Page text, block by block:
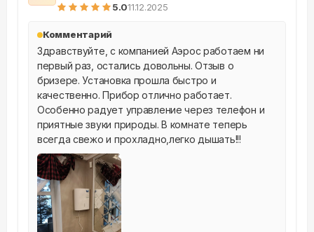
5.011.12.2025
Комментарий
Здравствуйте, с компанией Аэрос работаем ни
первый раз, остались довольны. Отзыв о
бризере. Установка прошла быстро и
качественно. Прибор отлично работает.
Особенно радует управление через телефон и
приятные звуки природы. В комнате теперь
всегда свежо и прохладно,легко дышать!!!